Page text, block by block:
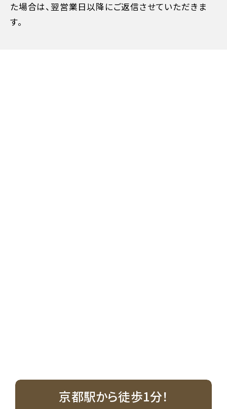
た場合は、翌営業日以降にご返信させていただきま
す。
京都駅から徒歩1分！